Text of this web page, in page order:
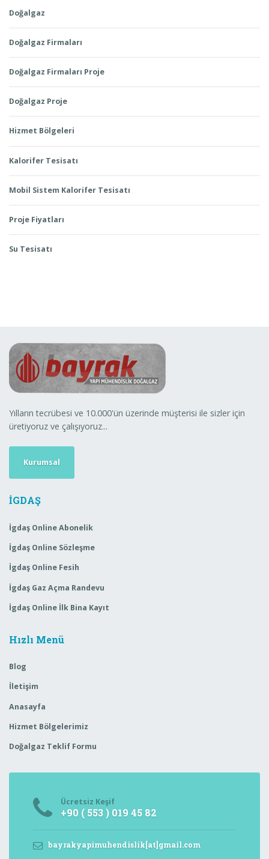
Doğalgaz
Doğalgaz Firmaları
Doğalgaz Firmaları Proje
Doğalgaz Proje
Hizmet Bölgeleri
Kalorifer Tesisatı
Mobil Sistem Kalorifer Tesisatı
Proje Fiyatları
Su Tesisatı
Yılların tecrübesi ve 10.000'ün üzerinde müşterisi ile sizler için
üretiyoruz ve çalışıyoruz...
Kurumsal
İGDAŞ
İgdaş Online Abonelik
İgdaş Online Sözleşme
İgdaş Online Fesih
İgdaş Gaz Açma Randevu
İgdaş Online İlk Bina Kayıt
Hızlı Menü
Blog
İletişim
Anasayfa
Hizmet Bölgelerimiz
Doğalgaz Teklif Formu
Ücretsiz Keşif
+90 ( 553 ) 019 45 82
bayrakyapimuhendislik[at]gmail.com